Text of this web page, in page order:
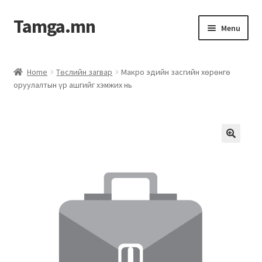
Tamga.mn Menu
ХАБЭА-н багц
Компанийн удирдлагын бичиг баримт
Home Төслийн загвар
Макро эдийн засгийн хөрөнгө
оруулалтын үр ашгийг хэмжих нь